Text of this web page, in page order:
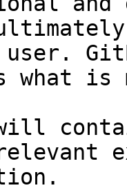
user.
what
will